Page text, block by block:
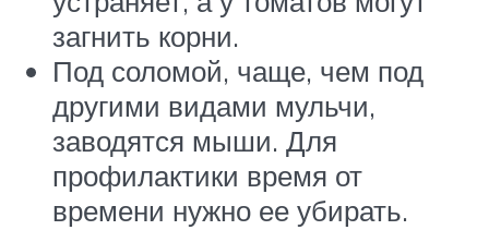
загнить корни.
Под соломой, чаще, чем под
другими видами мульчи,
заводятся мыши. Для
профилактики время от
времени нужно ее убирать.